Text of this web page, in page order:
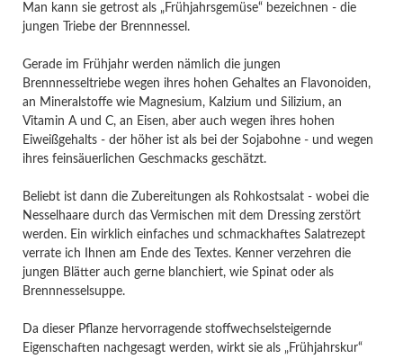
Man kann sie getrost als „Frühjahrsgemüse“ bezeichnen - die
jungen Triebe der Brennnessel.
Gerade im Frühjahr werden nämlich die jungen
Brennnesseltriebe wegen ihres hohen Gehaltes an Flavonoiden,
an Mineralstoffe wie Magnesium, Kalzium und Silizium, an
Vitamin A und C, an Eisen, aber auch wegen ihres hohen
Eiweißgehalts - der höher ist als bei der Sojabohne - und wegen
ihres feinsäuerlichen Geschmacks geschätzt.
Beliebt ist dann die Zubereitungen als Rohkostsalat - wobei die
Nesselhaare durch das Vermischen mit dem Dressing zerstört
werden. Ein wirklich einfaches und schmackhaftes Salatrezept
verrate ich Ihnen am Ende des Textes. Kenner verzehren die
jungen Blätter auch gerne blanchiert, wie Spinat oder als
Brennnesselsuppe.
Da dieser Pflanze hervorragende stoffwechselsteigernde
Eigenschaften nachgesagt werden, wirkt sie als „Frühjahrskur“